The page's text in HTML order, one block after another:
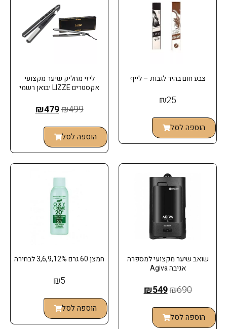
צבע חום בהיר לגבות – לייף
₪25
הוספה לסל
ליזי מחליק שיער מקצועי
אקסטרים LIZZE יבואן רשמי
₪499
₪479
הוספה לסל
שואב שיער מקצועי למספרה
אגיבה Agiva
₪690
₪549
הוספה לסל
חמצן 60 גרם 3,6,9,12% לבחירה
₪5
הוספה לסל